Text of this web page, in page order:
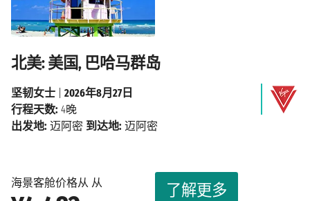
北美: 美国, 巴哈马群岛
海景客舱价格从 从 了解更多
坚韧女士
2026年8月27日
行程天数: 4晚
出发地: 迈阿密 到达地: 迈阿密